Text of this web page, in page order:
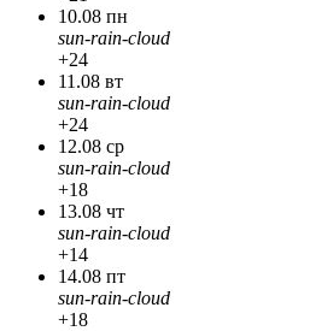
10.08 пн
sun-rain-cloud
+24
11.08 вт
sun-rain-cloud
+24
12.08 ср
sun-rain-cloud
+18
13.08 чт
sun-rain-cloud
+14
14.08 пт
sun-rain-cloud
+18